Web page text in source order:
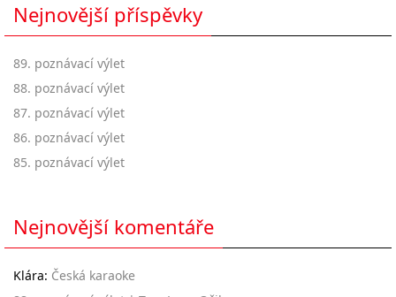
Nejnovější příspěvky
89. poznávací výlet
88. poznávací výlet
87. poznávací výlet
86. poznávací výlet
85. poznávací výlet
Nejnovější komentáře
Klára: Česká karaoke